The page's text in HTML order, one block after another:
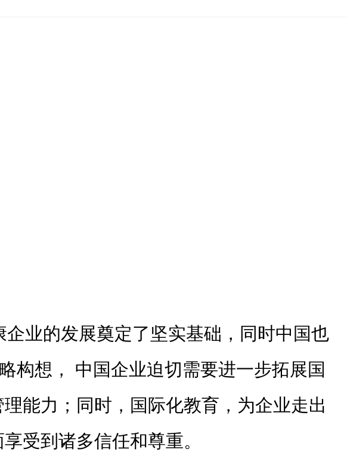
业的发展奠定了坚实基础，同时中国也
构想， 中国企业迫切需要进一步拓展国
能力；同时，国际化教育，为企业走出
受到诸多信任和尊重。